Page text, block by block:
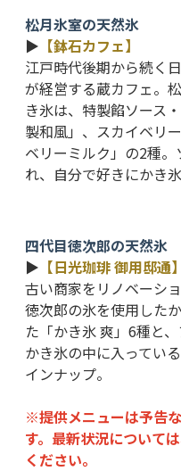
松月氷室の天然氷
▶ 【鉢石カフェ】
江戸時代後期から続く
が経営する蔵カフェ。
き氷は、特製餡ソース
製和風」、スカイベリ
ベリーミルク」の2種
れ、自分で好きにかき
四代目徳次郎の天然氷
▶ 【日光珈琲 御用邸通】
古い商家をリノベーシ
徳次郎の氷を使用した
た「かき氷 爽」6種と
かき氷の中に入ってい
インナップ。
※提供メニューは予告
す。最新状況について
ください。